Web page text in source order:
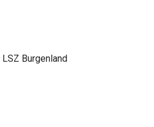
LSZ Burgenland